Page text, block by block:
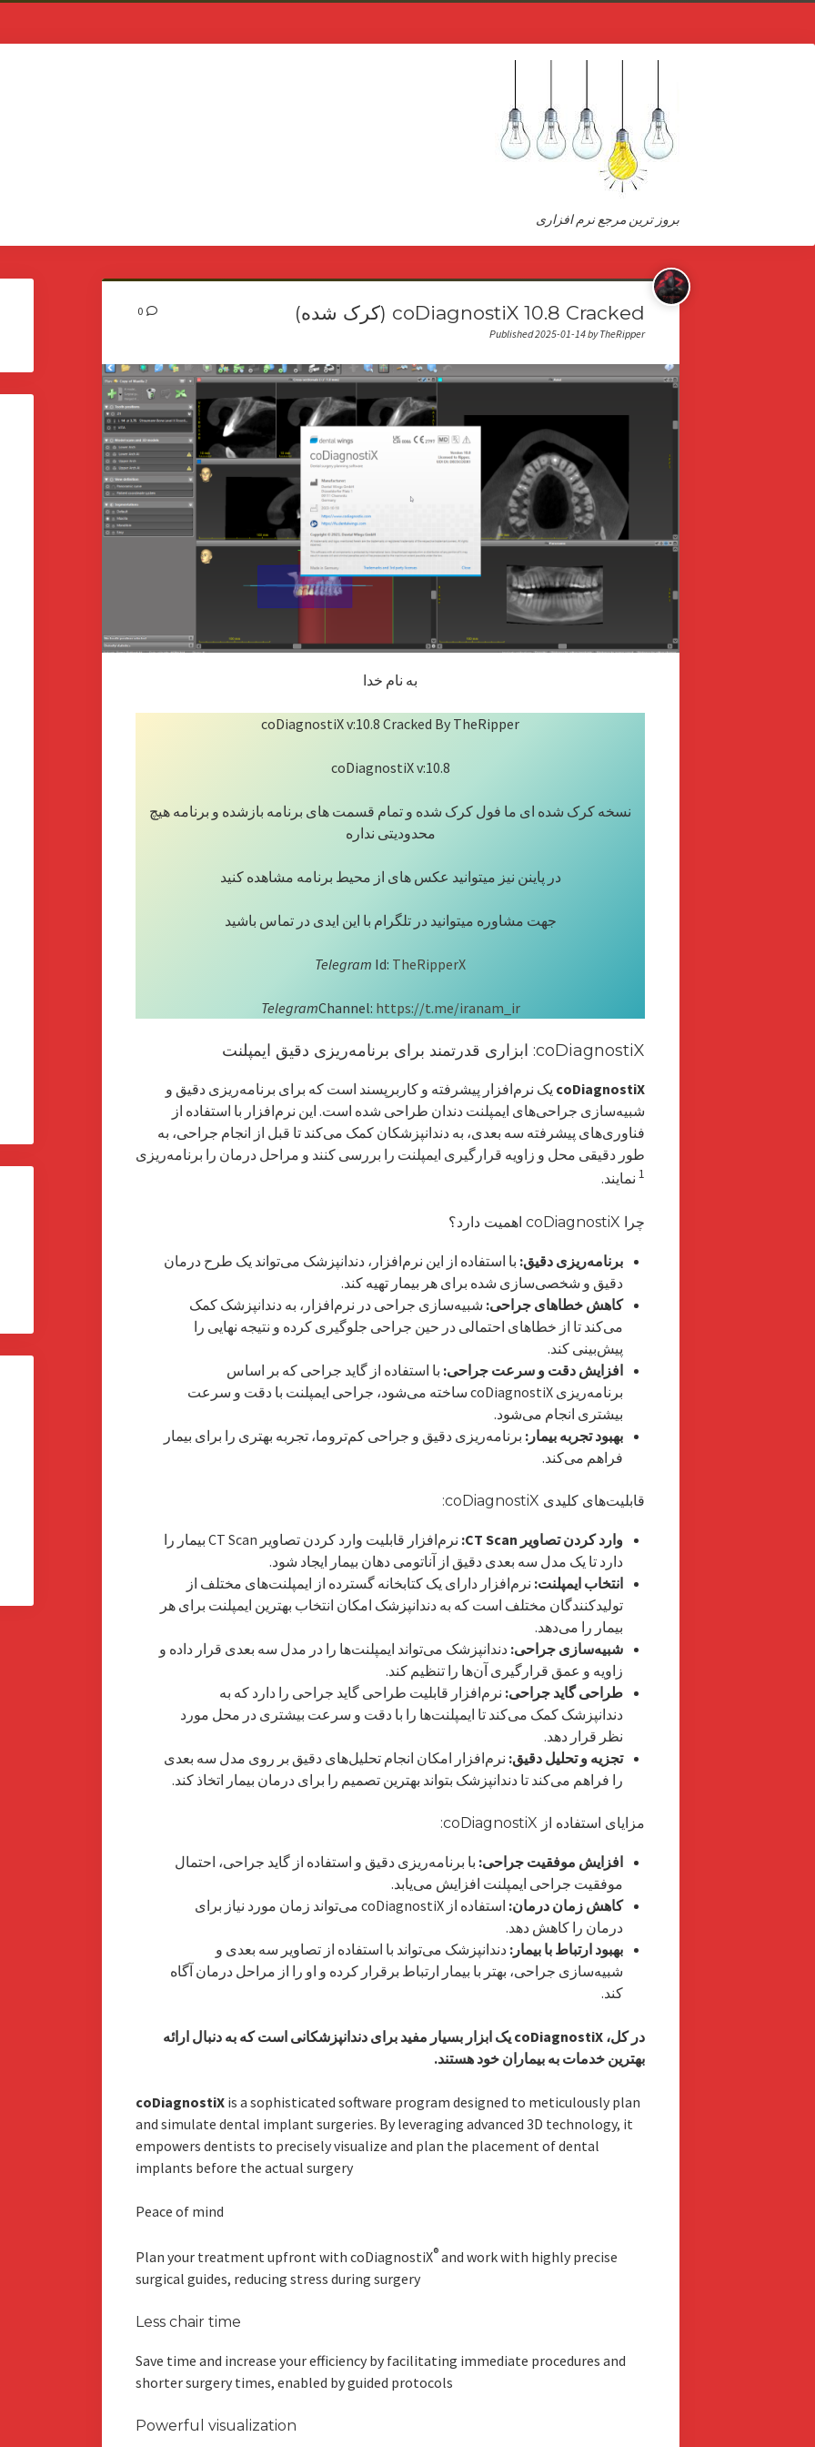
بروز ترین مرجع نرم افزاری
coDiagnostiX 10.8 Cracked (کرک شده)
Published 2025-01-14 by TheRipper
0
به نام خدا
coDiagnostiX v:10.8 Cracked By TheRipper
coDiagnostiX v:10.8
نسخه کرک شده ای ما فول کرک شده و تمام قسمت های برنامه بازشده و برنامه هیچ
محدودیتی نداره
در پاینن نیز میتوانید عکس های از محیط برنامه مشاهده کنید
جهت مشاوره میتوانید در تلگرام با این ایدی در تماس باشید
Telegram Id: TheRipperX
TelegramChannel: https://t.me/iranam_ir
coDiagnostiX: ابزاری قدرتمند برای برنامه‌ریزی دقیق ایمپلنت
coDiagnostiX یک نرم‌افزار پیشرفته و کاربرپسند است که برای برنامه‌ریزی دقیق و
شبیه‌سازی جراحی‌های ایمپلنت دندان طراحی شده است. این نرم‌افزار با استفاده از
فناوری‌های پیشرفته سه بعدی، به دندانپزشکان کمک می‌کند تا قبل از انجام جراحی، به
طور دقیقی محل و زاویه قرارگیری ایمپلنت را بررسی کنند و مراحل درمان را برنامه‌ریزی
1 نمایند.
چرا coDiagnostiX اهمیت دارد؟
برنامه‌ریزی دقیق: با استفاده از این نرم‌افزار، دندانپزشک می‌تواند یک طرح درمان
دقیق و شخصی‌سازی شده برای هر بیمار تهیه کند.
کاهش خطاهای جراحی: شبیه‌سازی جراحی در نرم‌افزار، به دندانپزشک کمک
می‌کند تا از خطاهای احتمالی در حین جراحی جلوگیری کرده و نتیجه نهایی را
پیش‌بینی کند.
افزایش دقت و سرعت جراحی: با استفاده از گاید جراحی که بر اساس
برنامه‌ریزی coDiagnostiX ساخته می‌شود، جراحی ایمپلنت با دقت و سرعت
بیشتری انجام می‌شود.
بهبود تجربه بیمار: برنامه‌ریزی دقیق و جراحی کم‌تروما، تجربه بهتری را برای بیمار
فراهم می‌کند.
قابلیت‌های کلیدی coDiagnostiX:
وارد کردن تصاویر CT Scan:
نرم‌افزار قابلیت وارد کردن تصاویر CT Scan بیمار را
دارد تا یک مدل سه بعدی دقیق از آناتومی دهان بیمار ایجاد شود.
انتخاب ایمپلنت: نرم‌افزار دارای یک کتابخانه گسترده از ایمپلنت‌های مختلف از
تولیدکنندگان مختلف است که به دندانپزشک امکان انتخاب بهترین ایمپلنت برای هر
بیمار را می‌دهد.
شبیه‌سازی جراحی: دندانپزشک می‌تواند ایمپلنت‌ها را در مدل سه بعدی قرار داده و
زاویه و عمق قرارگیری آن‌ها را تنظیم کند.
طراحی گاید جراحی: نرم‌افزار قابلیت طراحی گاید جراحی را دارد که به
دندانپزشک کمک می‌کند تا ایمپلنت‌ها را با دقت و سرعت بیشتری در محل مورد
نظر قرار دهد.
تجزیه و تحلیل دقیق: نرم‌افزار امکان انجام تحلیل‌های دقیق بر روی مدل سه بعدی
را فراهم می‌کند تا دندانپزشک بتواند بهترین تصمیم را برای درمان بیمار اتخاذ کند.
مزایای استفاده از coDiagnostiX:
افزایش موفقیت جراحی: با برنامه‌ریزی دقیق و استفاده از گاید جراحی، احتمال
موفقیت جراحی ایمپلنت افزایش می‌یابد.
کاهش زمان درمان:
استفاده از coDiagnostiX می‌تواند زمان مورد نیاز برای
درمان را کاهش دهد.
بهبود ارتباط با بیمار: دندانپزشک می‌تواند با استفاده از تصاویر سه بعدی و
شبیه‌سازی جراحی، بهتر با بیمار ارتباط برقرار کرده و او را از مراحل درمان آگاه
کند.
در کل، coDiagnostiX یک ابزار بسیار مفید برای دندانپزشکانی است که به دنبال ارائه
بهترین خدمات به بیماران خود هستند.
coDiagnostiX is a sophisticated software program designed to meticulously plan
and simulate dental implant surgeries. By leveraging advanced 3D technology, it
empowers dentists to precisely visualize and plan the placement of dental
implants before the actual surgery
Peace of mind
Plan your treatment upfront with coDiagnostiX®and work with highly precise
surgical guides, reducing stress during surgery
Less chair time
Save time and increase your efficiency by facilitating immediate procedures and
shorter surgery times, enabled by guided protocols
Powerful visualization